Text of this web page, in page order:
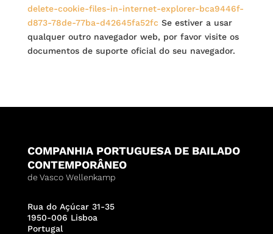
delete-cookie-files-in-internet-explorer-bca9446f-
d873-78de-77ba-d42645fa52fc Se estiver a usar
qualquer outro navegador web, por favor visite os
documentos de suporte oficial do seu navegador.
COMPANHIA PORTUGUESA DE BAILADO
CONTEMPORÂNEO
de Vasco Wellenkamp
Rua do Açúcar 31-35
1950-006 Lisboa
Portugal